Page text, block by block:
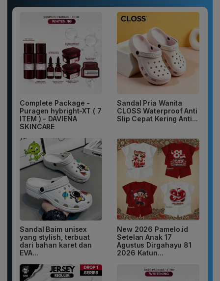
Complete Package -
Puragen hybright-XT ( 7
ITEM ) - DAVIENA
SKINCARE
Sandal Pria Wanita
CLOSS Waterproof Anti
Slip Cepat Kering Anti...
Sandal Baim unisex
yang stylish, terbuat
dari bahan karet dan
EVA...
New 2026 Pamelo.id
Setelan Anak 17
Agustus Dirgahayu 81
2026 Katun...